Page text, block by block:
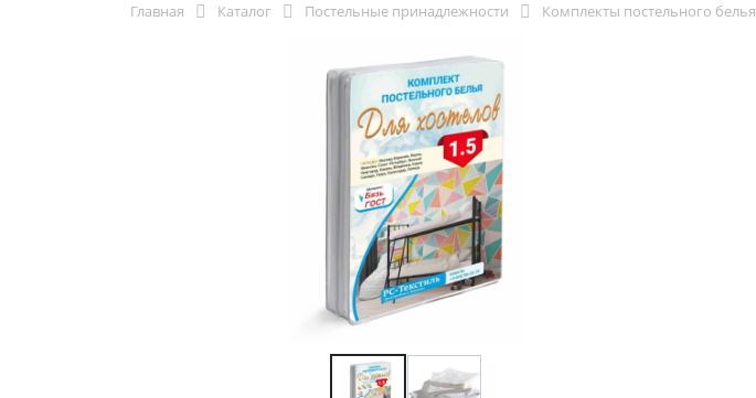
Главная Каталог Постельные принадлежности Комплекты постельного белья